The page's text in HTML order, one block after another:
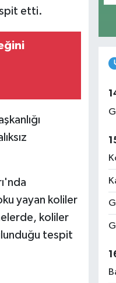
etti.
yayan koliler
koliler
tespit